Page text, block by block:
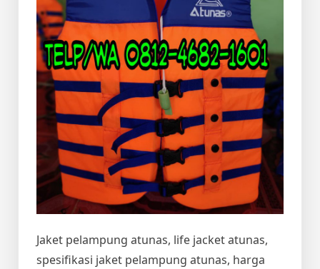
Jaket pelampung atunas, life jacket atunas,
spesifikasi jaket pelampung atunas, harga